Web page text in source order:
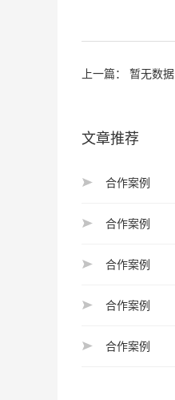
上一篇： 暂无数据
文章推荐
合作案例
合作案例
合作案例
合作案例
合作案例